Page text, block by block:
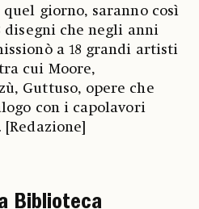
giorno, saranno così
disegni che negli anni
a 18 grandi artisti
cui Moore,
Guttuso, opere che
con i capolavori
Biblioteca